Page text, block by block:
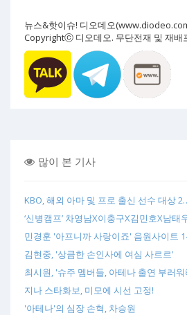
뉴스&핫이슈! 디오데오
Copyrightⓒ 디오데오. 무단전재 및 재배
많이 본 기사
KBO, 해외 아마 및 프로 출신 선수 대상
‘신병캠프’ 차영남X이충구X김민호X남태
민경훈 '아프니까 사랑이죠' 음원사이트 1
김현중, '상큼한 손인사에 여심 사르르'
최시원, '슈주 멤버들, 아테나 출연 부러워
지나 스타화보, 미모에 시선 고정!
'아테나'의 심장 손혁, 차승원